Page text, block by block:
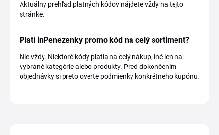
Aktuálny prehľad platných kódov nájdete vždy na tejto
stránke.
Platí inPenezenky promo kód na celý sortiment?
Nie vždy. Niektoré kódy platia na celý nákup, iné len na
vybrané kategórie alebo produkty. Pred dokončením
objednávky si preto overte podmienky konkrétneho kupónu.